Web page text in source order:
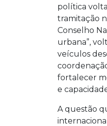
política
tramitação
Conselho
urbana”,
veículos
fortalecer
e
A questão